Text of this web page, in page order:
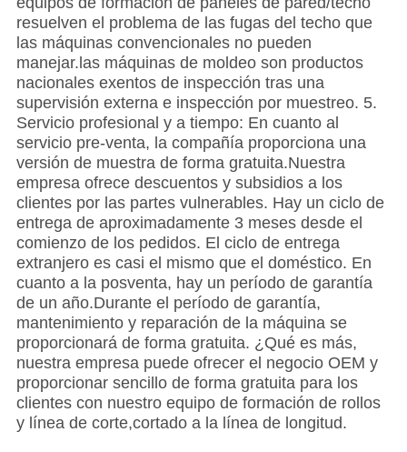
resuelven el problema de las fugas del techo que
las máquinas convencionales no pueden
manejar.las máquinas de moldeo son productos
nacionales exentos de inspección tras una
supervisión externa e inspección por muestreo. 5.
Servicio profesional y a tiempo: En cuanto al
servicio pre-venta, la compañía proporciona una
versión de muestra de forma gratuita.Nuestra
empresa ofrece descuentos y subsidios a los
clientes por las partes vulnerables. Hay un ciclo de
entrega de aproximadamente 3 meses desde el
comienzo de los pedidos. El ciclo de entrega
extranjero es casi el mismo que el doméstico. En
cuanto a la posventa, hay un período de garantía
de un año.Durante el período de garantía,
mantenimiento y reparación de la máquina se
proporcionará de forma gratuita. ¿Qué es más,
nuestra empresa puede ofrecer el negocio OEM y
proporcionar sencillo de forma gratuita para los
clientes con nuestro equipo de formación de rollos
y línea de corte,cortado a la línea de longitud.